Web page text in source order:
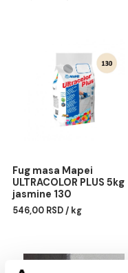
Silikon Mapei
150 yellow
1.114,00 RSD / kom